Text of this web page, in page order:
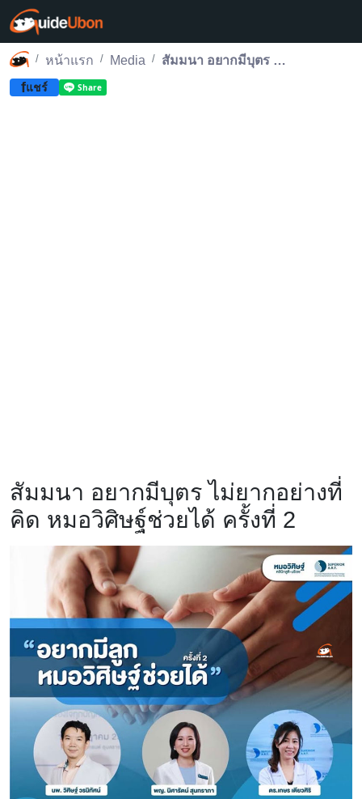
หน้าแรก Media สัมมนา อยากมีบุตร ไม่ยากอย่างที่คิด หมอวิศิษฐ์ช่วยได้ ครั้งที่ 2
fแชร์
สัมมนา อยากมีบุตร ไม่ยากอย่างที่
คิด หมอวิศิษฐ์ช่วยได้ ครั้งที่ 2